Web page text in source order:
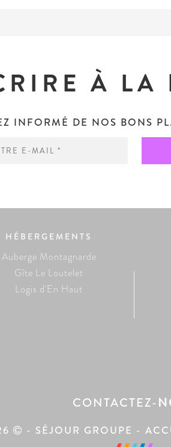
À LA
INFORMÉ DE NOS BONS
HÉBERGEMENTS
Auberge Montagnarde
Gîte Le Loutelet
Logis d'En Haut
CONTACTEZ-
- SÉJOUR GROUPE -